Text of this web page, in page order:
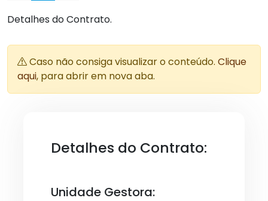
Detalhes do Contrato.
Caso não consiga visualizar o conteúdo. Clique
aqui, para abrir em nova aba.
Detalhes do Contrato:
Unidade Gestora: